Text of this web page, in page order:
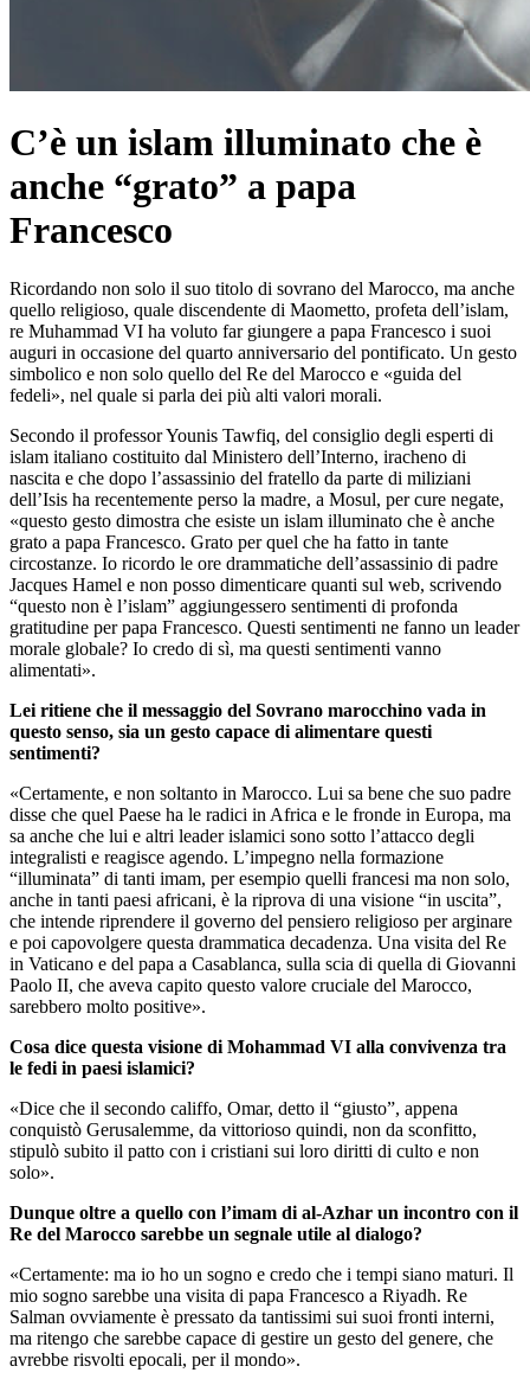
C’è un islam illuminato che è
anche “grato” a papa
Francesco
Ricordando non solo il suo titolo di sovrano del Marocco, ma anche
quello religioso, quale discendente di Maometto, profeta dell’islam,
re Muhammad VI ha voluto far giungere a papa Francesco i suoi
auguri in occasione del quarto anniversario del pontificato. Un gesto
simbolico e non solo quello del Re del Marocco e «guida del
fedeli», nel quale si parla dei più alti valori morali.
Secondo il professor Younis Tawfiq, del consiglio degli esperti di
islam italiano costituito dal Ministero dell’Interno, iracheno di
nascita e che dopo l’assassinio del fratello da parte di miliziani
dell’Isis ha recentemente perso la madre, a Mosul, per cure negate,
«questo gesto dimostra che esiste un islam illuminato che è anche
grato a papa Francesco. Grato per quel che ha fatto in tante
circostanze. Io ricordo le ore drammatiche dell’assassinio di padre
Jacques Hamel e non posso dimenticare quanti sul web, scrivendo
“questo non è l’islam” aggiungessero sentimenti di profonda
gratitudine per papa Francesco. Questi sentimenti ne fanno un leader
morale globale? Io credo di sì, ma questi sentimenti vanno
alimentati».
Lei ritiene che il messaggio del Sovrano marocchino vada in
questo senso, sia un gesto capace di alimentare questi
sentimenti?
«Certamente, e non soltanto in Marocco. Lui sa bene che suo padre
disse che quel Paese ha le radici in Africa e le fronde in Europa, ma
sa anche che lui e altri leader islamici sono sotto l’attacco degli
integralisti e reagisce agendo. L’impegno nella formazione
“illuminata” di tanti imam, per esempio quelli francesi ma non solo,
anche in tanti paesi africani, è la riprova di una visione “in uscita”,
che intende riprendere il governo del pensiero religioso per arginare
e poi capovolgere questa drammatica decadenza. Una visita del Re
in Vaticano e del papa a Casablanca, sulla scia di quella di Giovanni
Paolo II, che aveva capito questo valore cruciale del Marocco,
sarebbero molto positive».
Cosa dice questa visione di Mohammad VI alla convivenza tra
le fedi in paesi islamici?
«Dice che il secondo califfo, Omar, detto il “giusto”, appena
conquistò Gerusalemme, da vittorioso quindi, non da sconfitto,
stipulò subito il patto con i cristiani sui loro diritti di culto e non
solo».
Dunque oltre a quello con l’imam di al-Azhar un incontro con il
Re del Marocco sarebbe un segnale utile al dialogo?
«Certamente: ma io ho un sogno e credo che i tempi siano maturi. Il
mio sogno sarebbe una visita di papa Francesco a Riyadh. Re
Salman ovviamente è pressato da tantissimi sui suoi fronti interni,
ma ritengo che sarebbe capace di gestire un gesto del genere, che
avrebbe risvolti epocali, per il mondo».